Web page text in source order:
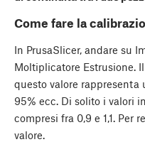
Come fare la
In PrusaSlicer, andare su
Moltiplicatore Estrusione.
questo valore rappresenta
95% ecc. Di solito i valori
compresi fra 0,9 e 1,1. Per
valore.